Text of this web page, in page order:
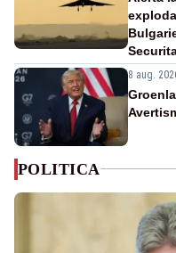
8 aug.
POLITICA